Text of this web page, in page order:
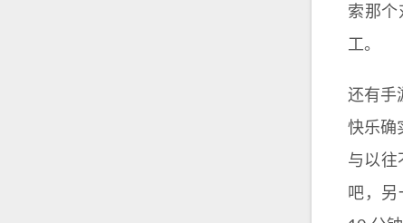
索那个
工。
还有手
快乐确
与以往
吧，另